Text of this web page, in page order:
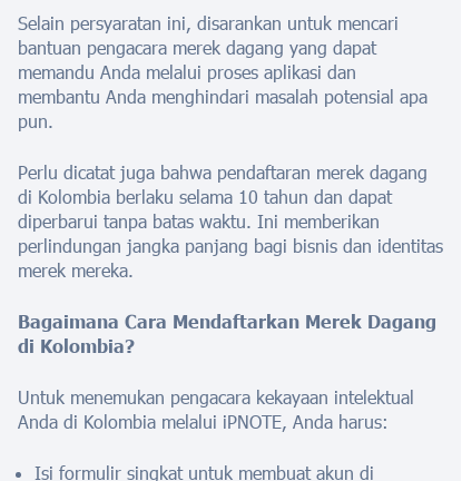
Selain persyaratan ini, disarankan untuk mencari
bantuan pengacara merek dagang yang dapat
memandu Anda melalui proses aplikasi dan
membantu Anda menghindari masalah potensial apa
pun.
Perlu dicatat juga bahwa pendaftaran merek dagang
di Kolombia berlaku selama 10 tahun dan dapat
diperbarui tanpa batas waktu. Ini memberikan
perlindungan jangka panjang bagi bisnis dan identitas
merek mereka.
Bagaimana Cara Mendaftarkan Merek Dagang
di Kolombia?
Untuk menemukan pengacara kekayaan intelektual
Anda di Kolombia melalui iPNOTE, Anda harus:
Isi formulir singkat untuk membuat akun di